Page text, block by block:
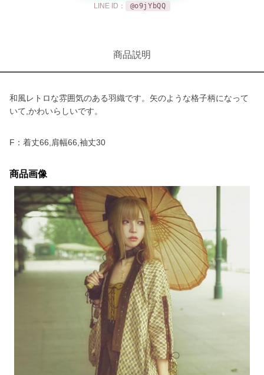
LINE ID： @o9jYbQQ
商品説明
和風レトロな雰囲気のある羽織です。矢のような格子柄になって
いて,かわいらしいです。
F：着丈66,肩幅66,袖丈30
商品画像